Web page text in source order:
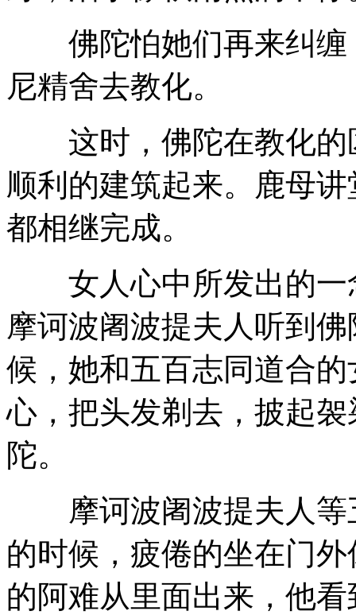
佛陀怕她们再来纠缠
尼精舍去教化。
这时，佛陀在教化的
顺利的建筑起来。鹿母
都相继完成。
女人心中所发出的一
摩诃波阇波提夫人听到
候，她和五百志同道合
心，把头发剃去，披起
陀。
摩诃波阇波提夫人等
的时候，疲倦的坐在门
的阿难从里面出来，他